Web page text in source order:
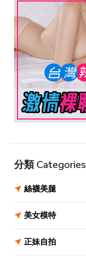
分類 Categories
絲襪美腿
美女模特
正妹自拍